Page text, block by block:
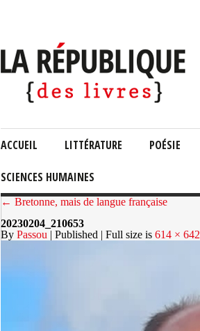
ACCUEIL LITTÉRATURE POÉSIE
SCIENCES HUMAINES
← Bretonne, mais de langue française
20230204_210653
By Passou | Published | Full size is 614 × 642